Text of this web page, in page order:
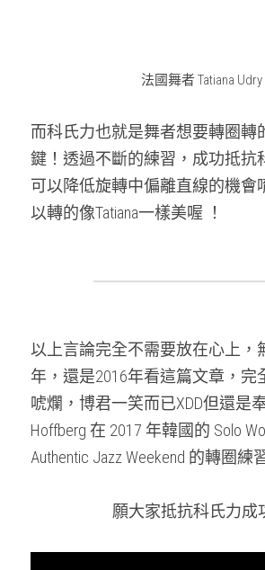
法國舞者 Tatiana Udry
而科氏力也就是舞者想要轉圈轉
鍵！透過不斷的練習，成功抵抗
可以降低旋轉中偏離直線的機會
以轉的像Tatiana一樣美喔 ！
以上言論完全不需要放在心上，
年，還是2016年看這篇文章，完
唬爛，博君一笑而已XDD但還是
Hoffberg 在 2017 年韓國的 Solo
Authentic Jazz Weekend 的轉圈練
願大家抵抗科氏力成